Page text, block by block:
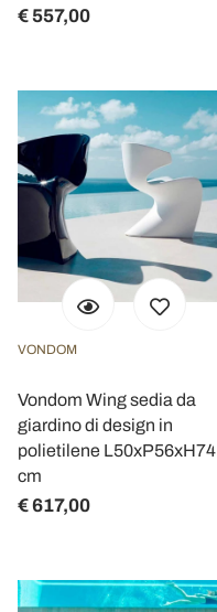
€ 557,00
VONDOM
Vondom Wing sedia da
giardino di design in
polietilene L50xP56xH74
cm
€ 617,00